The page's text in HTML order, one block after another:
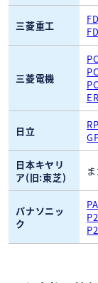
三菱重工
三菱電機
日立
日本キヤリ
ア(旧:東芝)
パナソニッ
ク